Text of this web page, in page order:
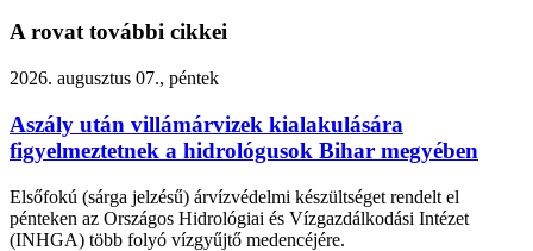
A rovat további cikkei
2026. augusztus 07., péntek
Aszály után villámárvizek kialakulására
figyelmeztetnek a hidrológusok Bihar megyében
Elsőfokú (sárga jelzésű) árvízvédelmi készültséget rendelt el
pénteken az Országos Hidrológiai és Vízgazdálkodási Intézet
(INHGA) több folyó vízgyűjtő medencéjére.